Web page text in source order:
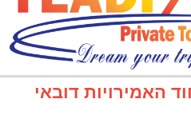
האמירויות דובאי